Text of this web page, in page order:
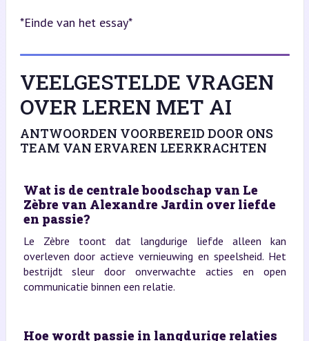
*Einde van het essay*
VEELGESTELDE VRAGEN
OVER LEREN MET AI
ANTWOORDEN VOORBEREID DOOR ONS
TEAM VAN ERVAREN LEERKRACHTEN
Wat is de centrale boodschap van Le
Zèbre van Alexandre Jardin over liefde
en passie?
Le Zèbre toont dat langdurige liefde alleen kan
overleven door actieve vernieuwing en speelsheid. Het
bestrijdt sleur door onverwachte acties en open
communicatie binnen een relatie.
Hoe wordt passie in langdurige relaties